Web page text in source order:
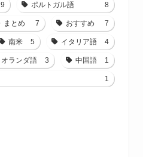
9 ポルトガル語 8
まとめ 7 おすすめ 7
南米 5 イタリア語 4
オランダ語 3 中国語 1
1